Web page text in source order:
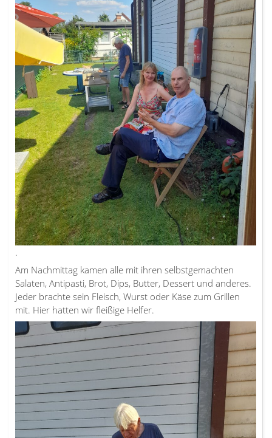
.
Am Nachmittag kamen alle mit ihren selbstgemachten
Salaten, Antipasti, Brot, Dips, Butter, Dessert und anderes.
Jeder brachte sein Fleisch, Wurst oder Käse zum Grillen
mit. Hier hatten wir fleißige Helfer.